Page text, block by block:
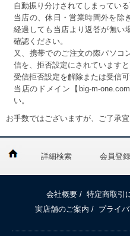
自動振り分けされてしまっている
当店の、休日・営業時間外を除
経過しても当店より返答が無い
確認ください。
又、携帯でのご注文の際パソコ
信を、拒否設定にされていますと
受信拒否設定を解除または受信
当店のドメイン【big-m-
い。
お手数ではございますが、ご了承宜
詳細検索 会員登録
会社概要 / 特定商取引
実店舗のご案内 / プライ